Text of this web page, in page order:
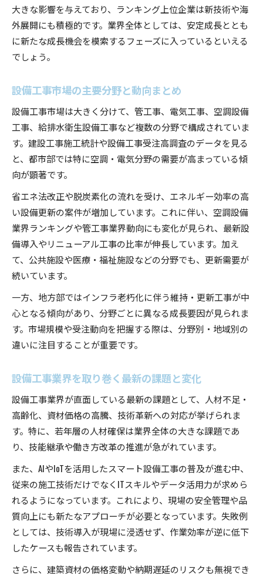
大きな影響を与えており、ランキング上位企業は新技術や海
外展開にも積極的です。業界全体としては、安定成長ととも
に新たな成長機会を模索するフェーズに入っているといえる
でしょう。
設備工事市場の主要分野と動向まとめ
設備工事市場は大きく分けて、管工事、電気工事、空調設備
工事、給排水衛生設備工事など複数の分野で構成されていま
す。建設工事施工統計や設備工事受注高調査のデータを見る
と、都市部では特に空調・電気分野の需要が高まっている傾
向が顕著です。
省エネ法改正や脱炭素化の流れを受け、エネルギー効率の高
い設備更新の案件が増加しています。これに伴い、空調設備
業界ランキングや管工事業界動向にも変化が見られ、最新設
備導入やリニューアル工事の比率が伸長しています。加え
て、公共施設や医療・福祉施設などの分野でも、更新需要が
続いています。
一方、地方部ではインフラ老朽化に伴う維持・更新工事が中
心となる傾向があり、分野ごとに異なる成長要因が見られま
す。市場規模や受注動向を把握する際は、分野別・地域別の
違いに注目することが重要です。
設備工事業界を取り巻く最新の課題と変化
設備工事業界が直面している最新の課題として、人材不足・
高齢化、資材価格の高騰、技術革新への対応が挙げられま
す。特に、若年層の人材確保は業界全体の大きな課題であ
り、技能継承や働き方改革の推進が急がれています。
また、AIやIoTを活用したスマート設備工事の普及が進む中、
従来の施工技術だけでなくITスキルやデータ活用力が求めら
れるようになっています。これにより、現場の安全管理や品
質向上にも新たなアプローチが必要となっています。失敗例
としては、技術導入が現場に浸透せず、作業効率が逆に低下
したケースも報告されています。
さらに、建築資材の価格変動や納期遅延のリスクも無視でき